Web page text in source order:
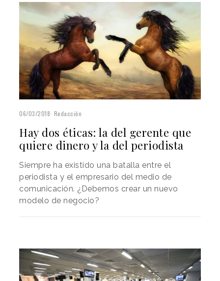
06/03/2018 Redacción
Hay dos éticas: la del gerente que
quiere dinero y la del periodista
Siempre ha existido una batalla entre el
periodista y el empresario del medio de
comunicación. ¿Debemos crear un nuevo
modelo de negocio?